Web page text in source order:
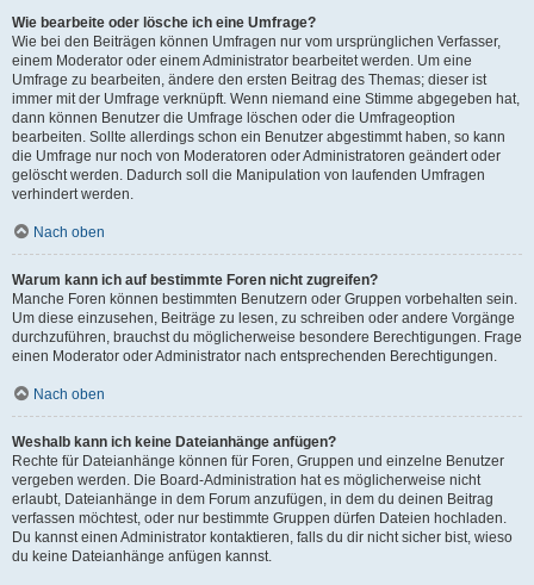
Wie bearbeite oder lösche ich eine Umfrage?
Wie bei den Beiträgen können Umfragen nur vom ursprünglichen Verfasser,
einem Moderator oder einem Administrator bearbeitet werden. Um eine
Umfrage zu bearbeiten, ändere den ersten Beitrag des Themas; dieser ist
immer mit der Umfrage verknüpft. Wenn niemand eine Stimme abgegeben hat,
dann können Benutzer die Umfrage löschen oder die Umfrageoption
bearbeiten. Sollte allerdings schon ein Benutzer abgestimmt haben, so kann
die Umfrage nur noch von Moderatoren oder Administratoren geändert oder
gelöscht werden. Dadurch soll die Manipulation von laufenden Umfragen
verhindert werden.
Nach oben
Warum kann ich auf bestimmte Foren nicht zugreifen?
Manche Foren können bestimmten Benutzern oder Gruppen vorbehalten sein.
Um diese einzusehen, Beiträge zu lesen, zu schreiben oder andere Vorgänge
durchzuführen, brauchst du möglicherweise besondere Berechtigungen. Frage
einen Moderator oder Administrator nach entsprechenden Berechtigungen.
Nach oben
Weshalb kann ich keine Dateianhänge anfügen?
Rechte für Dateianhänge können für Foren, Gruppen und einzelne Benutzer
vergeben werden. Die Board-Administration hat es möglicherweise nicht
erlaubt, Dateianhänge in dem Forum anzufügen, in dem du deinen Beitrag
verfassen möchtest, oder nur bestimmte Gruppen dürfen Dateien hochladen.
Du kannst einen Administrator kontaktieren, falls du dir nicht sicher bist, wieso
du keine Dateianhänge anfügen kannst.